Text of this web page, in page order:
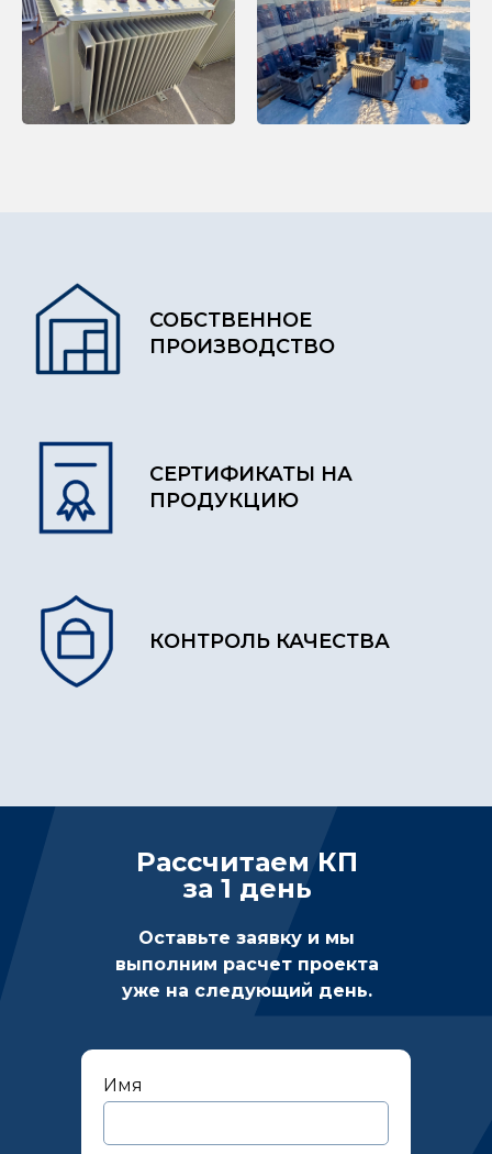
СОБСТВЕННОЕ
ПРОИЗВОДСТВО
СЕРТИФИКАТЫ НА
ПРОДУКЦИЮ
КОНТРОЛЬ КАЧЕСТВА
Рассчитаем КП
за 1 день
Оставьте заявку и мы
выполним расчет проекта
уже на следующий день.
Имя